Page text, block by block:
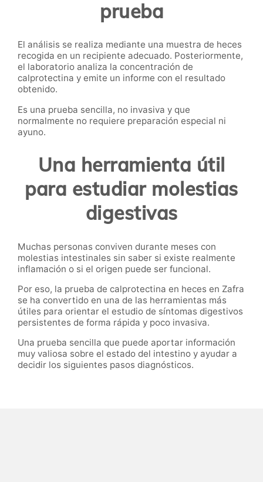
prueba
El análisis se realiza mediante una muestra de heces
recogida en un recipiente adecuado. Posteriormente,
el laboratorio analiza la concentración de
calprotectina y emite un informe con el resultado
obtenido.
Es una prueba sencilla, no invasiva y que
normalmente no requiere preparación especial ni
ayuno.
Una herramienta útil
para estudiar molestias
digestivas
Muchas personas conviven durante meses con
molestias intestinales sin saber si existe realmente
inflamación o si el origen puede ser funcional.
Por eso, la prueba de calprotectina en heces en Zafra
se ha convertido en una de las herramientas más
útiles para orientar el estudio de síntomas digestivos
persistentes de forma rápida y poco invasiva.
Una prueba sencilla que puede aportar información
muy valiosa sobre el estado del intestino y ayudar a
decidir los siguientes pasos diagnósticos.